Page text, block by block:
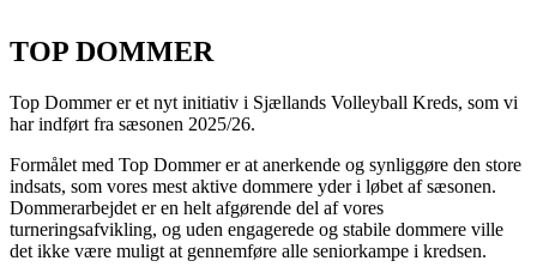
TOP DOMMER
Top Dommer er et nyt initiativ i Sjællands Volleyball Kreds, som vi
har indført fra sæsonen 2025/26.
Formålet med Top Dommer er at anerkende og synliggøre den store
indsats, som vores mest aktive dommere yder i løbet af sæsonen.
Dommerarbejdet er en helt afgørende del af vores
turneringsafvikling, og uden engagerede og stabile dommere ville
det ikke være muligt at gennemføre alle seniorkampe i kredsen.